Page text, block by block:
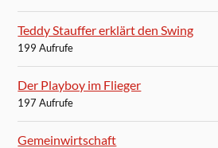
Teddy Stauffer erklärt den Swing
199 Aufrufe
Der Playboy im Flieger
197 Aufrufe
Gemeinwirtschaft